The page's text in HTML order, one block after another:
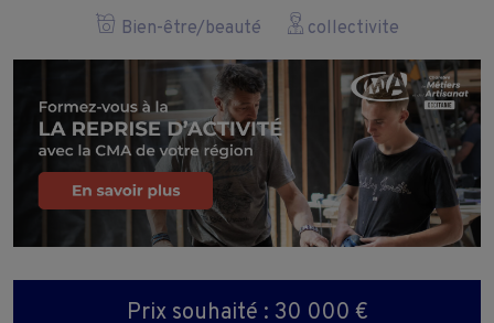
Bien-être/beauté collectivite
Prix souhaité : 30 000 €